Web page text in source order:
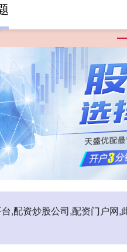
,配资炒股公司,配资门户